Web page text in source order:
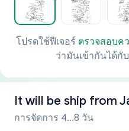
โปรดใช้ฟีเจอร์ ตรวจสอบค
ว่ามันเข้ากันได้
It will be ship from
การจัดการ 4...8 วัน